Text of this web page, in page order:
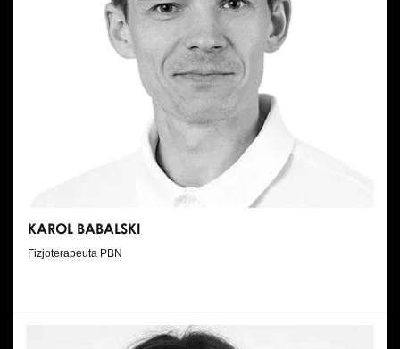
KAROL BABALSKI
Fizjoterapeuta PBN